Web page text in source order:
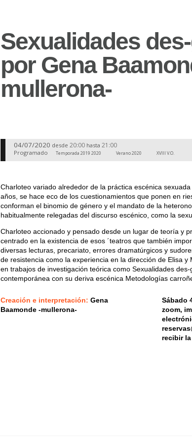
Sexualidades
por Gena
mullerona-
04/07/2020 desde 20:00 hasta 21:00
Programado Temporada 2019 2020 Verano 2020 XVIII V.O.
Charloteo variado alrededor de la práctica escénica
años, se hace eco de los cuestionamientos que ponen en
conforman el binomio de género y el mandato de la
habitualmente relegadas del discurso escénico, como la
Charloteo accionado y pensado desde un lugar de teoría y
centrado en la existencia de esos ´teatros que también
diversas lecturas, precariato, errores dramatúrgicos y
de resistencia como la experiencia en la dirección de Elisa y
en trabajos de investigación teórica como Sexualidades
contemporánea con su deriva escénica Metodologías
Creación e interpretación: Gena
Baamonde -mullerona-
Sábado
zoom,
recibir